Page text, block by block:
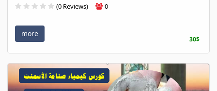
(0 Reviews) 0
more
30$